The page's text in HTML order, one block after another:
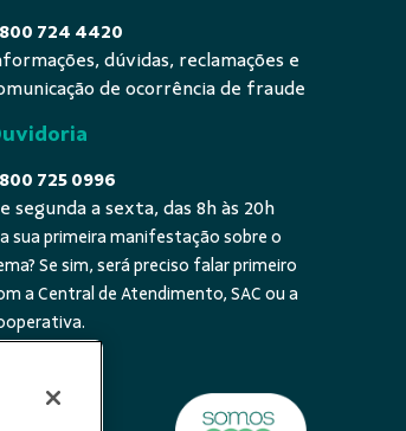
724 4420
dúvidas, reclamações e
de ocorrência de fraude
725 0996
segunda a sexta, das 8h às 20h
sua primeira manifestação sobre o
Se sim, será preciso falar primeiro
a Central de Atendimento, SAC ou a